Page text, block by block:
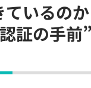
ているの
証の手前